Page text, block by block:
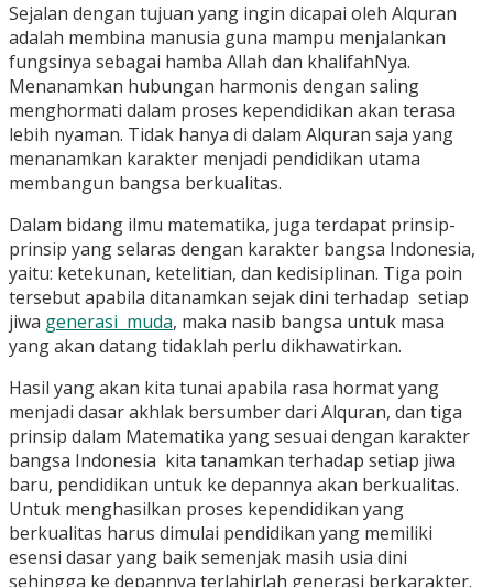
Sejalan dengan tujuan yang ingin dicapai oleh Alquran
adalah membina manusia guna mampu menjalankan
fungsinya sebagai hamba Allah dan khalifahNya.
Menanamkan hubungan harmonis dengan saling
menghormati dalam proses kependidikan akan terasa
lebih nyaman. Tidak hanya di dalam Alquran saja yang
menanamkan karakter menjadi pendidikan utama
membangun bangsa berkualitas.
Dalam bidang ilmu matematika, juga terdapat prinsip-
prinsip yang selaras dengan karakter bangsa Indonesia,
yaitu: ketekunan, ketelitian, dan kedisiplinan. Tiga poin
tersebut apabila ditanamkan sejak dini terhadap setiap
jiwa generasi muda, maka nasib bangsa untuk masa
yang akan datang tidaklah perlu dikhawatirkan.
Hasil yang akan kita tunai apabila rasa hormat yang
menjadi dasar akhlak bersumber dari Alquran, dan tiga
prinsip dalam Matematika yang sesuai dengan karakter
bangsa Indonesia kita tanamkan terhadap setiap jiwa
baru, pendidikan untuk ke depannya akan berkualitas.
Untuk menghasilkan proses kependidikan yang
berkualitas harus dimulai pendidikan yang memiliki
esensi dasar yang baik semenjak masih usia dini
sehingga ke depannya terlahirlah generasi berkarakter.